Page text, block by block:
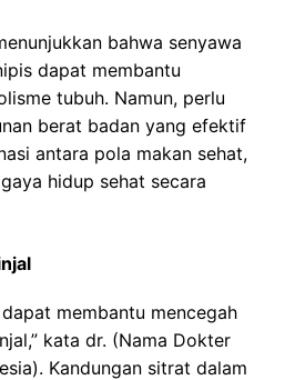
bahwa senyawa
dapat membantu
tubuh. Namun, perlu
berat badan yang efektif
antara pola makan sehat,
hidup sehat secara
membantu mencegah
kata dr. (Nama Dokter
Kandungan sitrat dalam